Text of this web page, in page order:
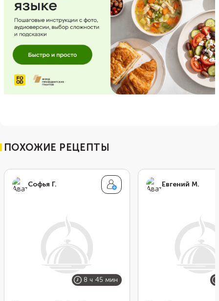
ПОХОЖИЕ РЕЦЕПТЫ
Софья Г.
8 ч 45 мин
Евгений М.